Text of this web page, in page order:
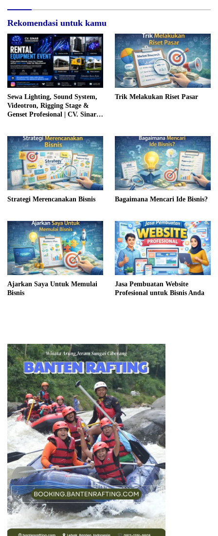
Rekomendasi untuk kamu
Sewa Lighting, Sound System,
Videotron, Rigging Stage &
Genset Profesional | CV. Sinar
Trik Melakukan Riset Pasar
Strategi Merencanakan Bisnis Bagaimana Mencari Ide Bisnis?
Ajarkan Saya Untuk Memulai
Bisnis
Jasa Pembuatan Website
Profesional untuk Bisnis Anda